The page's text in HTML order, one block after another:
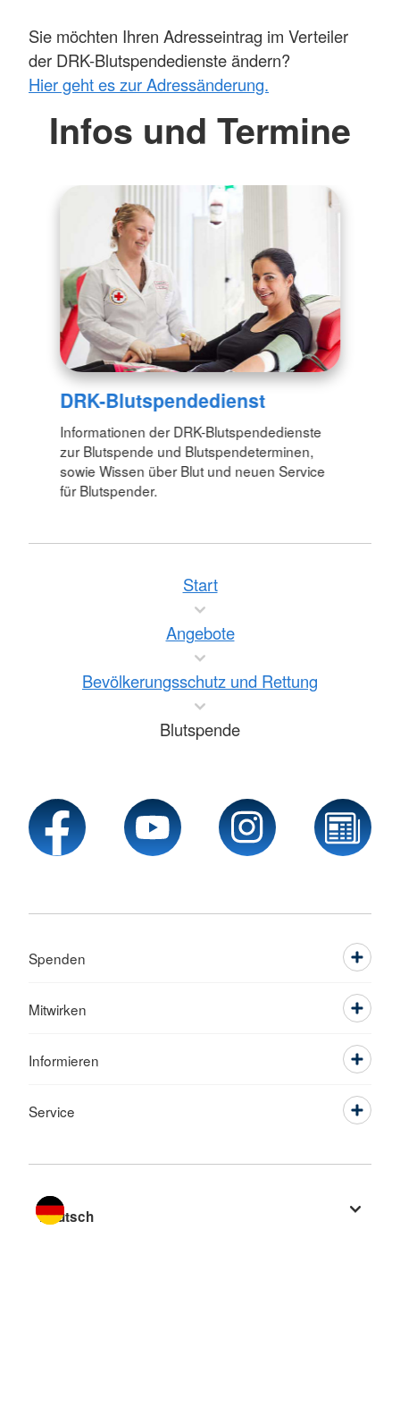
Sie möchten Ihren Adresseintrag im Verteiler
der DRK-Blutspendedienste ändern?
Hier geht es zur Adressänderung.
Infos und Termine
DRK-Blutspendedienst
Informationen der DRK-Blutspendedienste
zur Blutspende und Blutspendeterminen,
sowie Wissen über Blut und neuen Service
für Blutspender.
Start
Angebote
Bevölkerungsschutz und Rettung
Blutspende
Spenden
Mitwirken
Informieren
Service
Sprache wechseln zu